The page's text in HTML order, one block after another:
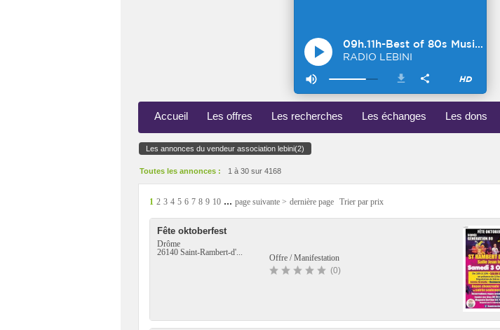
Accueil Les offres Les recherches Les échanges Les dons
Les annonces du vendeur association lebini(2)
Toutes les annonces : 1 à 30 sur 4168
1 2 3 4 5 6 7 8 9 10 ... page suivante > dernière page Trier par prix
Fête oktoberfest
Drôme
26140 Saint-Rambert-d'...
Offre / Manifestation
(0)